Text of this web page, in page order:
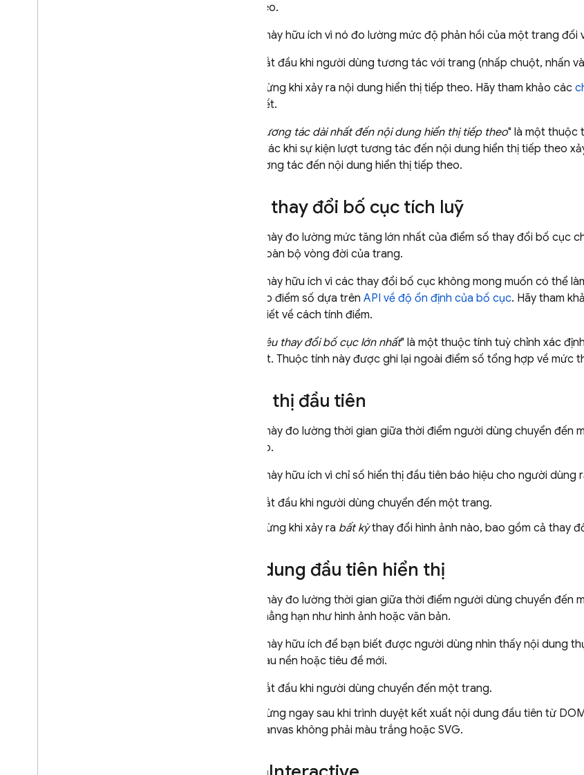
tiếp theo.
Chỉ số này hữu ích vì nó đo lường mức độ phản hồi của một trang
Bắt đầu khi người dùng tương tác với trang (nhấp chuột, nhấn
Dừng khi xảy ra nội dung hiển thị tiếp theo. Hãy tham khảo các
tiết.
Lượt tương tác dài nhất đến nội dung hiển thị tiếp theo" là một thuộc
tương tác khi sự kiện lượt tương tác đến nội dung hiển thị tiếp theo
lượt tương tác đến nội dung hiển thị tiếp theo.
Mức thay đổi bố cục tích luỹ
Chỉ số này đo lường mức tăng lớn nhất của điểm số thay đổi bố cục
trong toàn bộ vòng đời của trang.
Chỉ số này hữu ích vì các thay đổi bố cục không mong muốn có thể
báo cáo điểm số dựa trên API về độ ổn định của bố cục. Hãy tham
tin chi tiết về cách tính điểm.
Mục tiêu thay đổi bố cục lớn nhất" là một thuộc tính tuỳ chỉnh xác
lớn nhất. Thuộc tính này được ghi lại ngoài điểm số tổng hợp về mức
Hiển thị đầu tiên
Chỉ số này đo lường thời gian giữa thời điểm người dùng chuyển đến
ảnh nào.
Chỉ số này hữu ích vì chỉ số hiển thị đầu tiên báo hiệu cho người dùng
Bắt đầu khi người dùng chuyển đến một trang.
Dừng khi xảy ra bất kỳthay đổi hình ảnh nào, bao gồm cả thay
Nội dung đầu tiên hiển thị
Chỉ số này đo lường thời gian giữa thời điểm người dùng chuyển
hiện, chẳng hạn như hình ảnh hoặc văn bản.
Chỉ số này hữu ích để bạn biết được người dùng nhìn thấy nội dung
thấy màu nền hoặc tiêu đề mới.
Bắt đầu khi người dùng chuyển đến một trang.
Dừng ngay sau khi trình duyệt kết xuất nội dung đầu tiên từ
canvas không phải màu trắng hoặc SVG.